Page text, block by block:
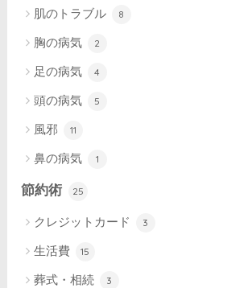
肌のトラブル 8
胸の病気 2
足の病気 4
頭の病気 5
風邪 11
鼻の病気 1
節約術 25
クレジットカード 3
生活費 15
葬式・相続 3